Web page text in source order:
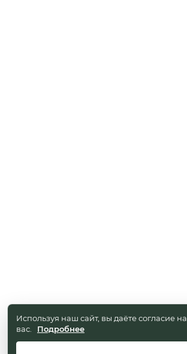
Используя наш сайт, вы даёте согласие
вас.
Подробнее